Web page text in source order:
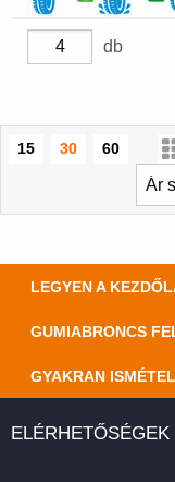
db
15 30
60
LEGYEN A
GUMIABRONCS
GYAKRAN
ELÉRHETŐSÉGEK